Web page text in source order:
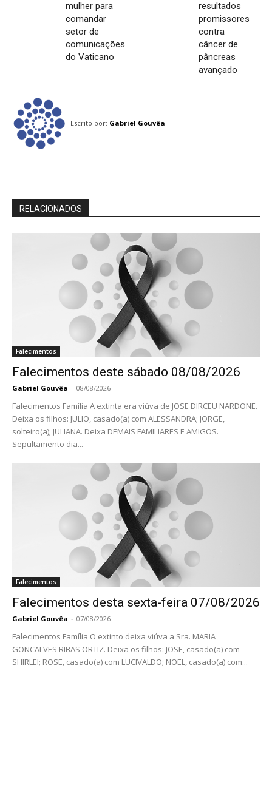
mulher para
comandar
setor de
comunicações
do Vaticano
resultados
promissores
contra
câncer de
pâncreas
avançado
Escrito por: Gabriel Gouvêa
RELACIONADOS
Falecimentos
Falecimentos deste sábado 08/08/2026
Gabriel Gouvêa - 08/08/2026
Falecimentos Família A extinta era viúva de JOSE DIRCEU NARDONE.
Deixa os filhos: JULIO, casado(a) com ALESSANDRA; JORGE,
solteiro(a); JULIANA. Deixa DEMAIS FAMILIARES E AMIGOS.
Sepultamento dia...
Falecimentos
Falecimentos desta sexta-feira 07/08/2026
Gabriel Gouvêa - 07/08/2026
Falecimentos Família O extinto deixa viúva a Sra. MARIA
GONCALVES RIBAS ORTIZ. Deixa os filhos: JOSE, casado(a) com
SHIRLEI; ROSE, casado(a) com LUCIVALDO; NOEL, casado(a) com...